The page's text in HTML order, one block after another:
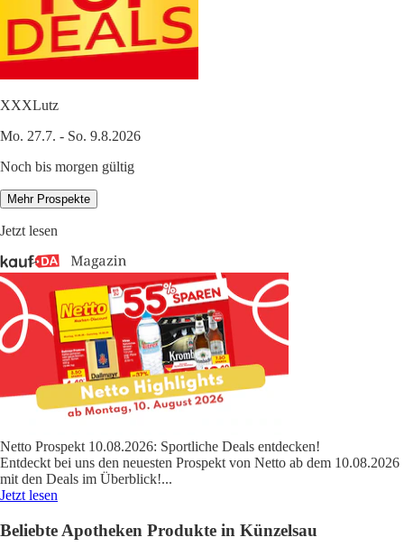
XXXLutz
Mo. 27.7. - So. 9.8.2026
Noch bis morgen gültig
Mehr Prospekte
Jetzt lesen
Netto Prospekt 10.08.2026: Sportliche Deals entdecken!
Entdeckt bei uns den neuesten Prospekt von Netto ab dem 10.08.2026
mit den Deals im Überblick!...
Jetzt lesen
Beliebte Apotheken Produkte in Künzelsau